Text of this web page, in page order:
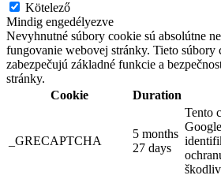
Kötelező
Mindig engedélyezve
Nevyhnutné súbory cookie sú absolútne
fungovanie webovej stránky. Tieto súbory
zabezpečujú základné funkcie a
stránky.
Cookie
Duration
_GRECAPTCHA
5 months
27 days
Tento